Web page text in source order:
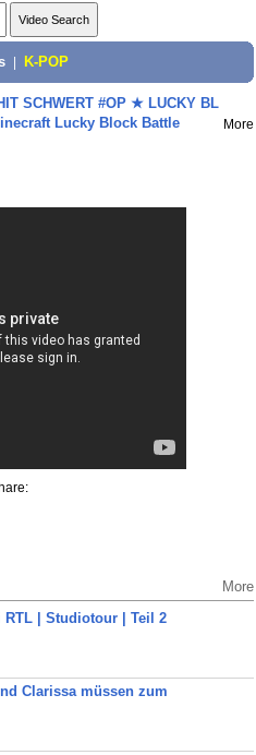
K-POP
SCHWERT #OP ★ LUCKY BL
Lucky Block Battle
More
More
| Studiotour | Teil 2
Clarissa müssen zum